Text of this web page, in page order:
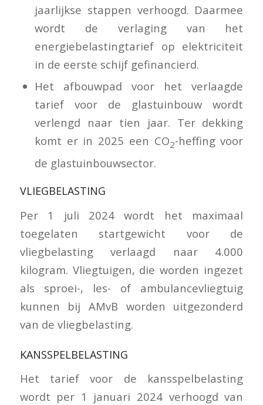
jaarlijkse stappen verhoogd. Daarmee
wordt de verlaging van het
energiebelastingtarief op elektriciteit
in de eerste schijf gefinancierd.
Het afbouwpad voor het verlaagde
tarief voor de glastuinbouw wordt
verlengd naar tien jaar. Ter dekking
komt er in 2025 een CO2-heffing voor
de glastuinbouwsector.
VLIEGBELASTING
Per 1 juli 2024 wordt het maximaal
toegelaten startgewicht voor de
vliegbelasting verlaagd naar 4.000
kilogram. Vliegtuigen, die worden ingezet
als sproei-, les- of ambulancevliegtuig
kunnen bij AMvB worden uitgezonderd
van de vliegbelasting.
KANSSPELBELASTING
Het tarief voor de kansspelbelasting
wordt per 1 januari 2024 verhoogd van